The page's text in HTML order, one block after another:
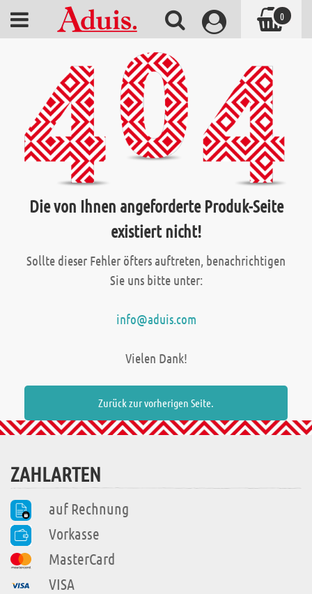
Die von Ihnen angeforderte Produk-Seite
existiert nicht!
Sollte dieser Fehler öfters auftreten, benachrichtigen
Sie uns bitte unter:
info@aduis.com
Vielen Dank!
Zurück zur vorherigen Seite.
ZAHLARTEN
auf Rechnung
Vorkasse
MasterCard
VISA
0